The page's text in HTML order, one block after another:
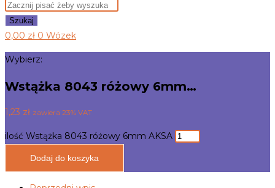
Szukaj
0,00 zł 0 Wózek
Wybierz:
Wstążka 8043 różowy 6mm…
1,23 zł zawiera 23% VAT
ilość Wstążka 8043 różowy 6mm AKSA
Dodaj do koszyka